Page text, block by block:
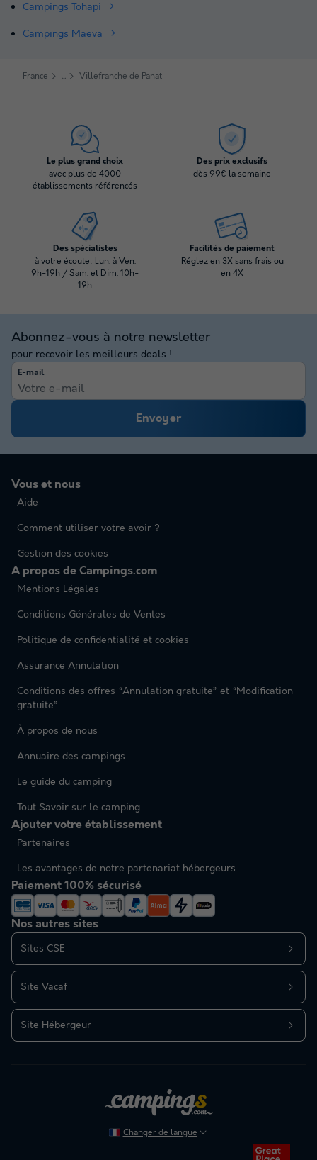
Campings Tohapi
Campings Maeva
France Villefranche de Panat
Le plus grand choix
avec plus de 4000
établissements référencés
Des prix exclusifs
dès 99€ la semaine
Des spécialistes
à votre écoute: Lun. à Ven.
9h-19h / Sam. et Dim. 10h-
19h
Facilités de paiement
Réglez en 3X sans frais ou
en 4X
Abonnez-vous à notre newsletter
pour recevoir les meilleurs deals !
E-mail
Envoyer
Nos autres sites
Sites CSE
Site Vacaf
Site Hébergeur
Vous et nous
Aide
Comment utiliser votre avoir ?
Gestion des cookies
A propos de Campings.com
Mentions Légales
Conditions Générales de Ventes
Politique de confidentialité et cookies
Assurance Annulation
Conditions des offres “Annulation gratuite” et “Modification
gratuite”
À propos de nous
Annuaire des campings
Le guide du camping
Tout Savoir sur le camping
Ajouter votre établissement
Partenaires
Les avantages de notre partenariat hébergeurs
Paiement 100% sécurisé
Changer de langue